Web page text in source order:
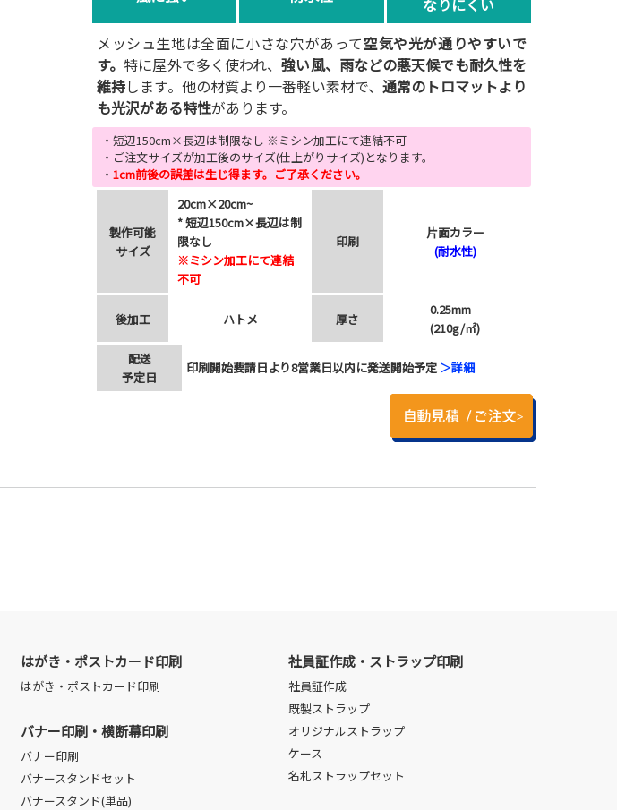
なりにくい
メッシュ生地は全面に小さな穴があって空気や光が通りやすいで
す。 特に屋外で多く使われ、強い風、雨などの悪天候でも耐久性を
維持します。他の材質より一番軽い素材で、通常のトロマットより
も光沢がある特性があります。
・短辺150cm×長辺は制限なし ※ミシン加工にて連結不可
・ご注文サイズが加工後のサイズ(仕上がりサイズ)となります。
・ 1cm前後の誤差は生じ得ます。ご了承ください。
製作可能
サイズ
20cm×20cm~
* 短辺150cm×長辺は制
限なし
※ミシン加工にて連結
不可
印刷
片面カラー
(耐水性)
後加工 ハトメ 厚さ
0.25mm
(210g/㎡)
配送
予定日
印刷開始要請日より8営業日以内に発送開始予定 ＞詳細
はがき・ポストカード印刷
はがき・ポストカード印刷
バナー印刷・横断幕印刷
バナー印刷
バナースタンドセット
バナースタンド(単品)
社員証作成・ストラップ印刷
社員証作成
既製ストラップ
オリジナルストラップ
ケース
名札ストラップセット